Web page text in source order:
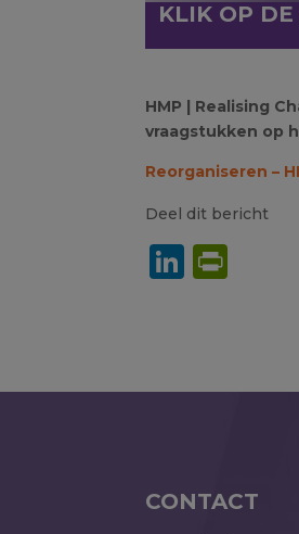
KLIK OP
HMP | Realising
vraagstukken op
Reorganiseren –
Deel dit bericht
CONTACT